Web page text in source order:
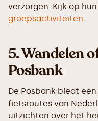
verzorgen. Kijk op
groepsactiviteiten.
5.Wandelen
Posbank
De Posbank biedt
fietsroutes van
uitzichten over het